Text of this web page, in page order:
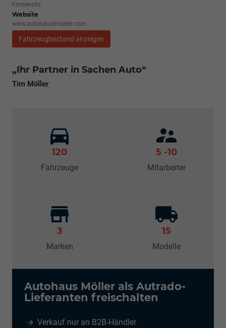
Firmensitz
Website
www.autohausmoeller.com
Fahrzeugbestand anzeigen
„Ihr Partner in Sachen Auto“
Tim Möller
120
Fahrzeuge
5 -10
Mitarbeiter
3
Marken
15
Modelle
Autohaus Möller als Autrado-
Lieferanten freischalten
Verkauf nur an B2B-Händler